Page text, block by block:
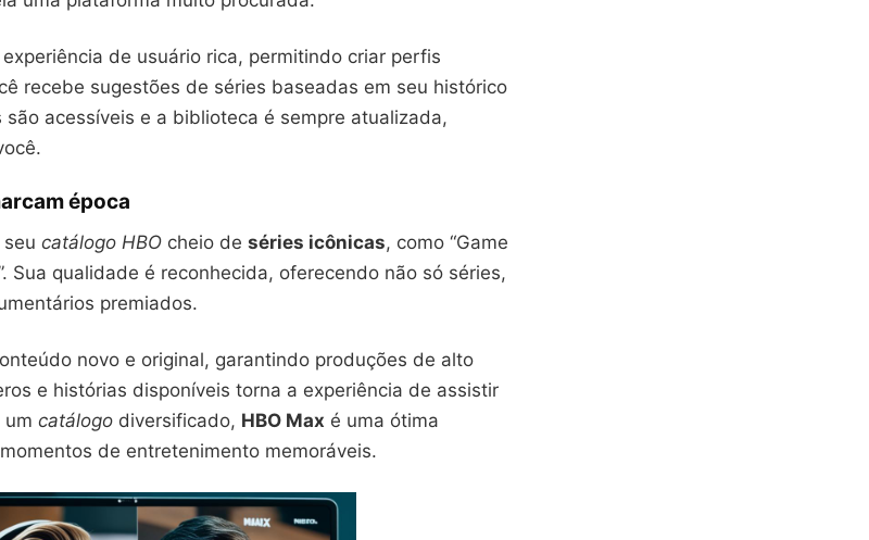
de usuário rica, permitindo criar perfis
recebe sugestões de séries baseadas em seu histórico
são acessíveis e a biblioteca é sempre atualizada,
época
catálogo HBO cheio de séries icônicas, como “Game
Sua qualidade é reconhecida, oferecendo não só séries,
premiados.
novo e original, garantindo produções de alto
e histórias disponíveis torna a experiência de assistir
um catálogo diversificado, HBO Max é uma ótima
de entretenimento memoráveis.